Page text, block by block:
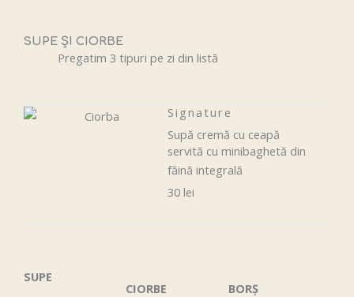
SUPE ȘI CIORBE
Pregatim 3 tipuri pe zi din listă
Signature
Supă cremă cu ceapă
servită cu minibaghetă din
făină integrală
30 lei
SUPE
CIORBE
BORȘ